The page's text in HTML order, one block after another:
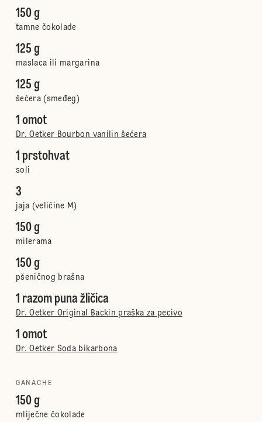
150 g
tamne čokolade
125 g
maslaca ili margarina
125 g
šećera (smeđeg)
1 omot
Dr. Oetker Bourbon vanilin šećera
1 prstohvat
soli
3
jaja (veličine M)
150 g
milerama
150 g
pšeničnog brašna
1 razom puna žličica
Dr. Oetker Original Backin praška za pecivo
1 omot
Dr. Oetker Soda bikarbona
GANACHE
150 g
mliječne čokolade